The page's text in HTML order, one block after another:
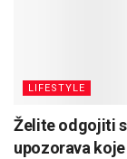
LIFESTYLE
Želite odgojiti
upozorava